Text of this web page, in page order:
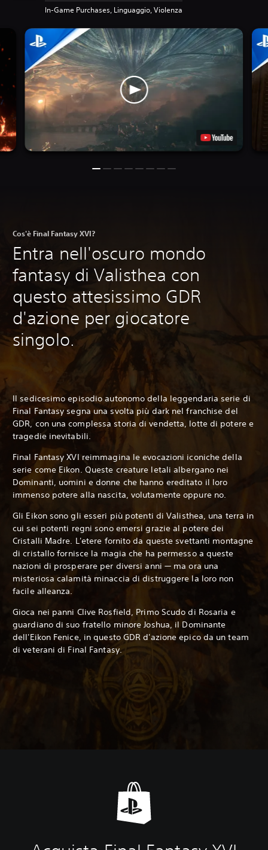
In-Game Purchases, Linguaggio, Violenza
Cos'è Final Fantasy XVI?
Entra nell'oscuro mondo
fantasy di Valisthea con
questo attesissimo GDR
d'azione per giocatore
singolo.
Il sedicesimo episodio autonomo della leggendaria serie di
Final Fantasy segna una svolta più dark nel franchise del
GDR, con una complessa storia di vendetta, lotte di potere e
tragedie inevitabili.
Final Fantasy XVI reimmagina le evocazioni iconiche della
serie come Eikon. Queste creature letali albergano nei
Dominanti, uomini e donne che hanno ereditato il loro
immenso potere alla nascita, volutamente oppure no.
Gli Eikon sono gli esseri più potenti di Valisthea, una terra in
cui sei potenti regni sono emersi grazie al potere dei
Cristalli Madre. L'etere fornito da queste svettanti montagne
di cristallo fornisce la magia che ha permesso a queste
nazioni di prosperare per diversi anni — ma ora una
misteriosa calamità minaccia di distruggere la loro non
facile alleanza.
Gioca nei panni Clive Rosfield, Primo Scudo di Rosaria e
guardiano di suo fratello minore Joshua, il Dominante
dell'Eikon Fenice, in questo GDR d'azione epico da un team
di veterani di Final Fantasy.